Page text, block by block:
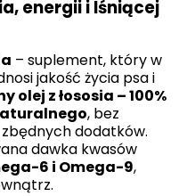
energii i lśniącej
– suplement, który w
jakość życia psa i
z łososia – 100%
, bez
dodatków.
dawka kwasów
6 i Omega-9,